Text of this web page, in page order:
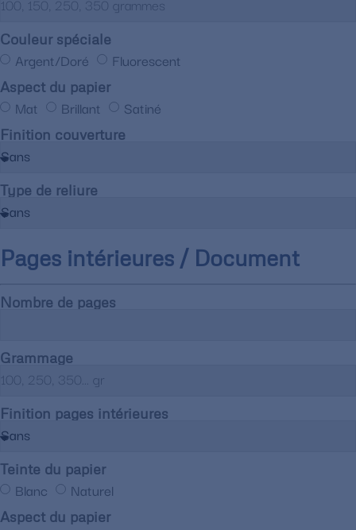
Couleur spéciale
Argent/Doré Fluorescent
Aspect du papier
Mat Brillant Satiné
Finition couverture
Type de reliure
Pages intérieures / Document
Nombre de pages
Grammage
Finition pages intérieures
Teinte du papier
Blanc Naturel
Aspect du papier